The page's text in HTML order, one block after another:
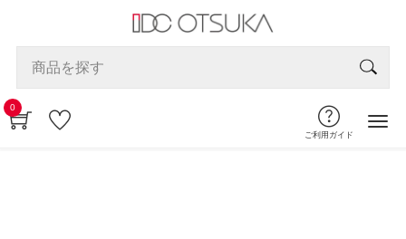
0
ご利用ガイド